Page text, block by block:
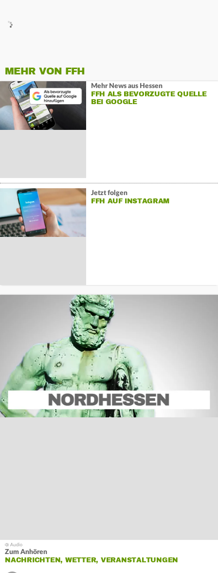
MEHR VON FFH
Mehr News aus Hessen
FFH ALS BEVORZUGTE QUELLE
BEI GOOGLE
Jetzt folgen
FFH AUF INSTAGRAM
Zum Anhören
NACHRICHTEN, WETTER, VERANSTALTUNGEN